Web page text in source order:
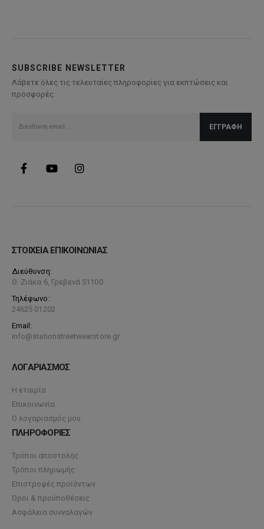
να
SUBSCRIBE NEWSLETTER
Λάβετε όλες τις τελευταίες πληροφορίες για εκπτώσεις και
προσφορές.
ΣΤΟΙΧΕΙΑ ΕΠΙΚΟΙΝΩΝΙΑΣ
Διεύθυνση:
Θ. Ζιάκα 6, Γρεβενά 51100
Τηλέφωνο:
24625 01202
Email:
info@stationstreetwearstore.gr
ΛΟΓΑΡΙΑΣΜΟΣ
Η εταιρία
Επικοινωνία
Ο λογαριασμός μου
ΠΛΗΡΟΦΟΡΙΕΣ
Τρόποι αποστολής
Τρόποι πληρωμής
Επιστροφές προϊόντων
Όροι & προϋποθέσεις
Ασφάλεια συνναλαγών